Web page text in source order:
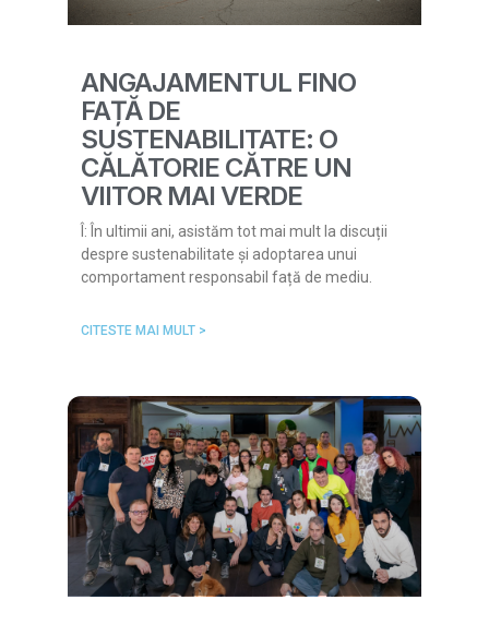
ANGAJAMENTUL FINO
FAȚĂ DE
SUSTENABILITATE: O
CĂLĂTORIE CĂTRE UN
VIITOR MAI VERDE
Î: În ultimii ani, asistăm tot mai mult la discuții
despre sustenabilitate și adoptarea unui
comportament responsabil față de mediu.
CITESTE MAI MULT >